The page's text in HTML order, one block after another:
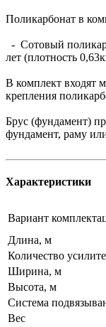
Поликарбонат в
- Сотовый
лет (плотность
В комплект входят
крепления
Брус (фундамент)
фундамент, раму
Характеристики
Вариант
Длина, м
Количество
Ширина, м
Высота, м
Система
Вес